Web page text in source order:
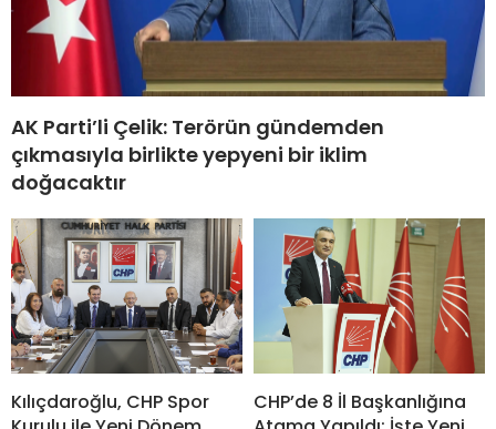
AK Parti’li Çelik: Terörün gündemden
çıkmasıyla birlikte yepyeni bir iklim
doğacaktır
Kılıçdaroğlu, CHP Spor
CHP’de 8 İl Başkanlığına